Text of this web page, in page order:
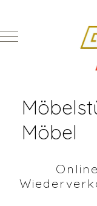
Mobile Menu Toggle
Möbel